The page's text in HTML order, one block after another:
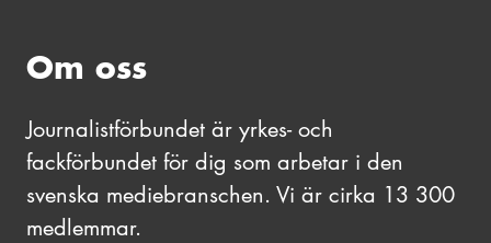
Om oss
Journalistförbundet är yrkes- och
fackförbundet för dig som arbetar i den
svenska mediebranschen. Vi är cirka 13 300
medlemmar.